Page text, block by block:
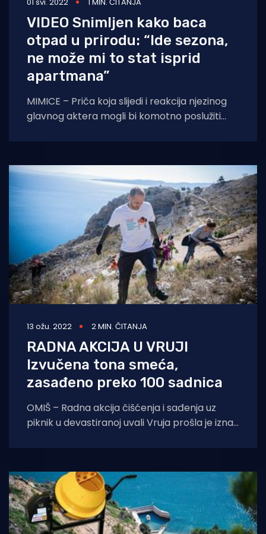
VIDEO Snimljen kako baca
otpad u prirodu: “Ide sezona,
ne može mi to stat isprid
apartmana”
MIMICE – Priča koja slijedi i reakcija njezinog
glavnog aktera mogli bi komotno poslužiti
13 ožu. 2022 2 MIN. ČITANJA
RADNA AKCIJA U VRUJI
Izvučena tona smeća,
zasađeno preko 100 sadnica
OMIŠ – Radna akcija čišćenja i sađenja uz
piknik u devastiranoj uvali Vruja prošla je iznad